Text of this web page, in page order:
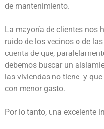
de mantenimiento.
La mayoría de clientes nos
ruido de los vecinos o de
cuenta de que,
debemos buscar un
las viviendas no tiene y
con menor gasto.
Por lo tanto, una excelente